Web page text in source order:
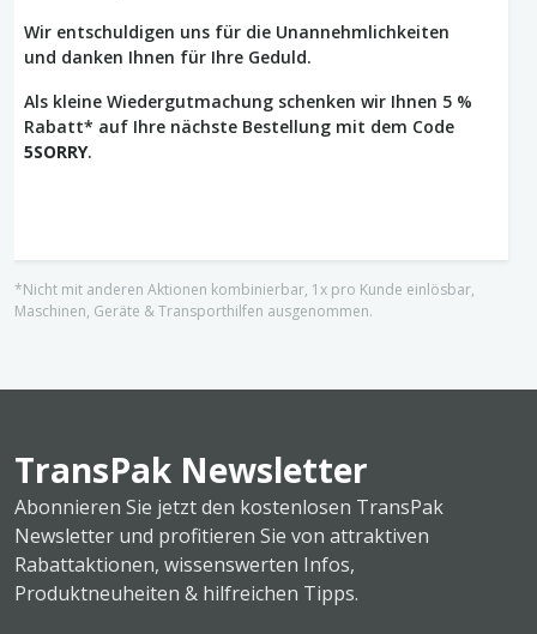
Wir entschuldigen uns für die Unannehmlichkeiten
und danken Ihnen für Ihre Geduld.
Als kleine Wiedergutmachung schenken wir Ihnen 5 %
Rabatt* auf Ihre nächste Bestellung mit dem Code
5SORRY.
*Nicht mit anderen Aktionen kombinierbar, 1x pro Kunde einlösbar,
Maschinen, Geräte & Transporthilfen ausgenommen.
TransPak Newsletter
Abonnieren Sie jetzt den kostenlosen TransPak
Newsletter und profitieren Sie von attraktiven
Rabattaktionen, wissenswerten Infos,
Produktneuheiten & hilfreichen Tipps.